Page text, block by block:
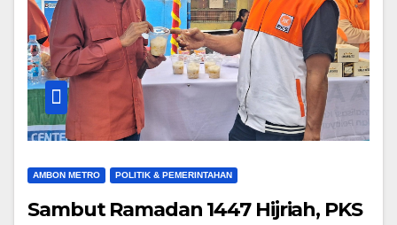
AMBON METRO POLITIK & PEMERINTAHAN
Sambut Ramadan 1447 Hijriah, PKS